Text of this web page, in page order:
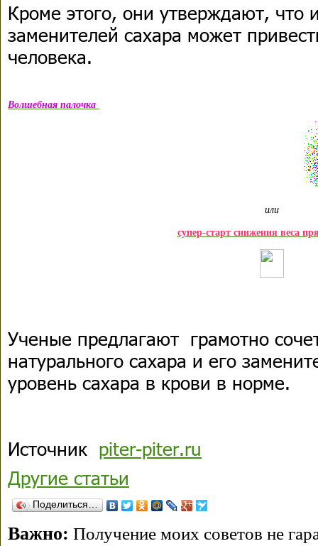
Кроме этого, они утверждают, что
заменителей сахара может
человека.
Волшебная палочка
или
супер-старт снижения веса
Ученые предлагают грамотно
натурального сахара и его
уровень сахара в крови в норме.
Источник piter-piter.ru
Другие статьи
Поделиться…
Важно: Получение моих советов не